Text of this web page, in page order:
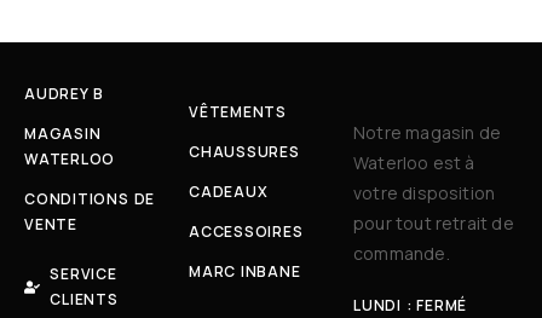
AUDREY B
MAGASIN
WATERLOO
CONDITIONS DE
VENTE
SERVICE
CLIENTS
VÊTEMENTS
CHAUSSURES
CADEAUX
ACCESSOIRES
MARC INBANE
Notre magasin de
Waterloo est à
votre disposition
pour tout retrait de
commande.
LUNDI : FERMÉ